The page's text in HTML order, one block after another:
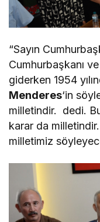
“Sayın
Cumhurbaşkanı
giderken 1954
Menderes‘in
milletindir. dedi.
karar da
milletimiz